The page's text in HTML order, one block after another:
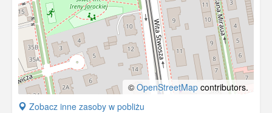
© OpenStreetMap contributors.
+
Zobacz inne zasoby w pobliżu